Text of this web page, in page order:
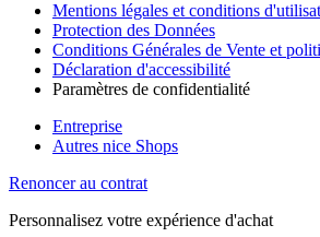
Mentions légales et conditions
Protection des Données
Conditions Générales de Vente et
Déclaration d'accessibilité
Paramètres de confidentialité
Entreprise
Autres nice Shops
Renoncer au contrat
Personnalisez votre expérience d'achat